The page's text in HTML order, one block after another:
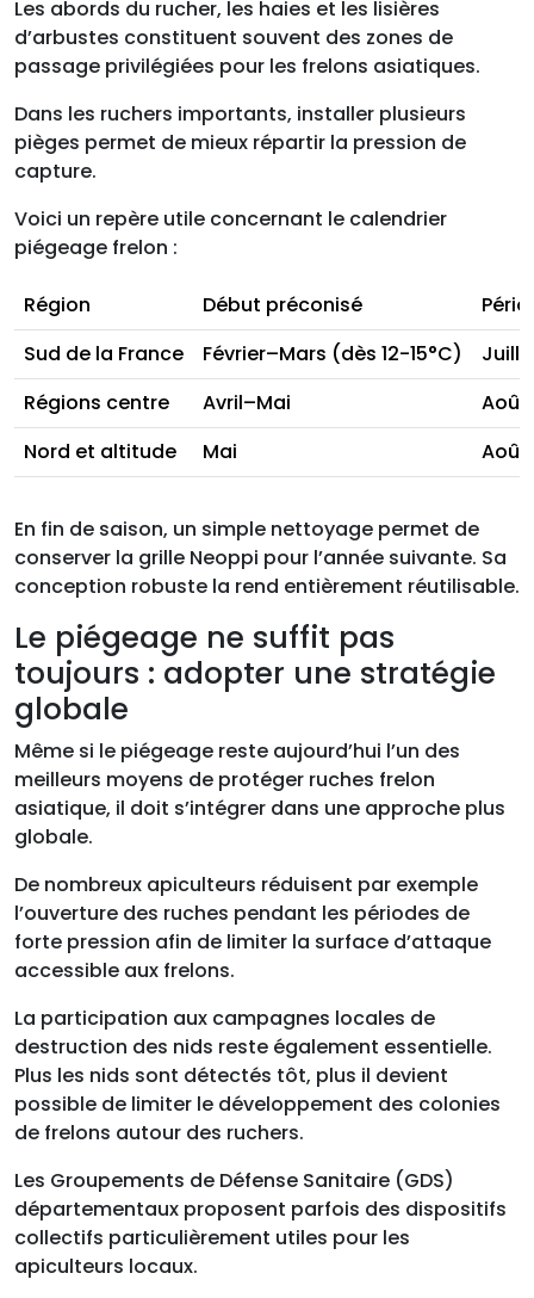
Les abords du rucher, les haies et les lisières
d’arbustes constituent souvent des zones de
passage privilégiées pour les frelons asiatiques.
Dans les ruchers importants, installer plusieurs
pièges permet de mieux répartir la pression de
capture.
Voici un repère utile concernant le calendrier
piégeage frelon :
Région Début préconisé
Sud de la France
Février–Mars (dès 12-15°C)
Régions centre
Avril–Mai
Août
Nord et altitude
Mai
En fin de saison, un simple nettoyage permet de
conserver la grille Neoppi pour l’année suivante. Sa
conception robuste la rend entièrement réutilisable.
Le piégeage ne suffit pas
toujours : adopter une stratégie
globale
Même si le piégeage reste aujourd’hui l’un des
meilleurs moyens de protéger ruches frelon
asiatique, il doit s’intégrer dans une approche plus
globale.
De nombreux apiculteurs réduisent par exemple
l’ouverture des ruches pendant les périodes de
forte pression afin de limiter la surface d’attaque
accessible aux frelons.
La participation aux campagnes locales de
destruction des nids reste également essentielle.
Plus les nids sont détectés tôt, plus il devient
possible de limiter le développement des colonies
de frelons autour des ruchers.
Les Groupements de Défense Sanitaire (GDS)
départementaux proposent parfois des dispositifs
collectifs particulièrement utiles pour les
apiculteurs locaux.